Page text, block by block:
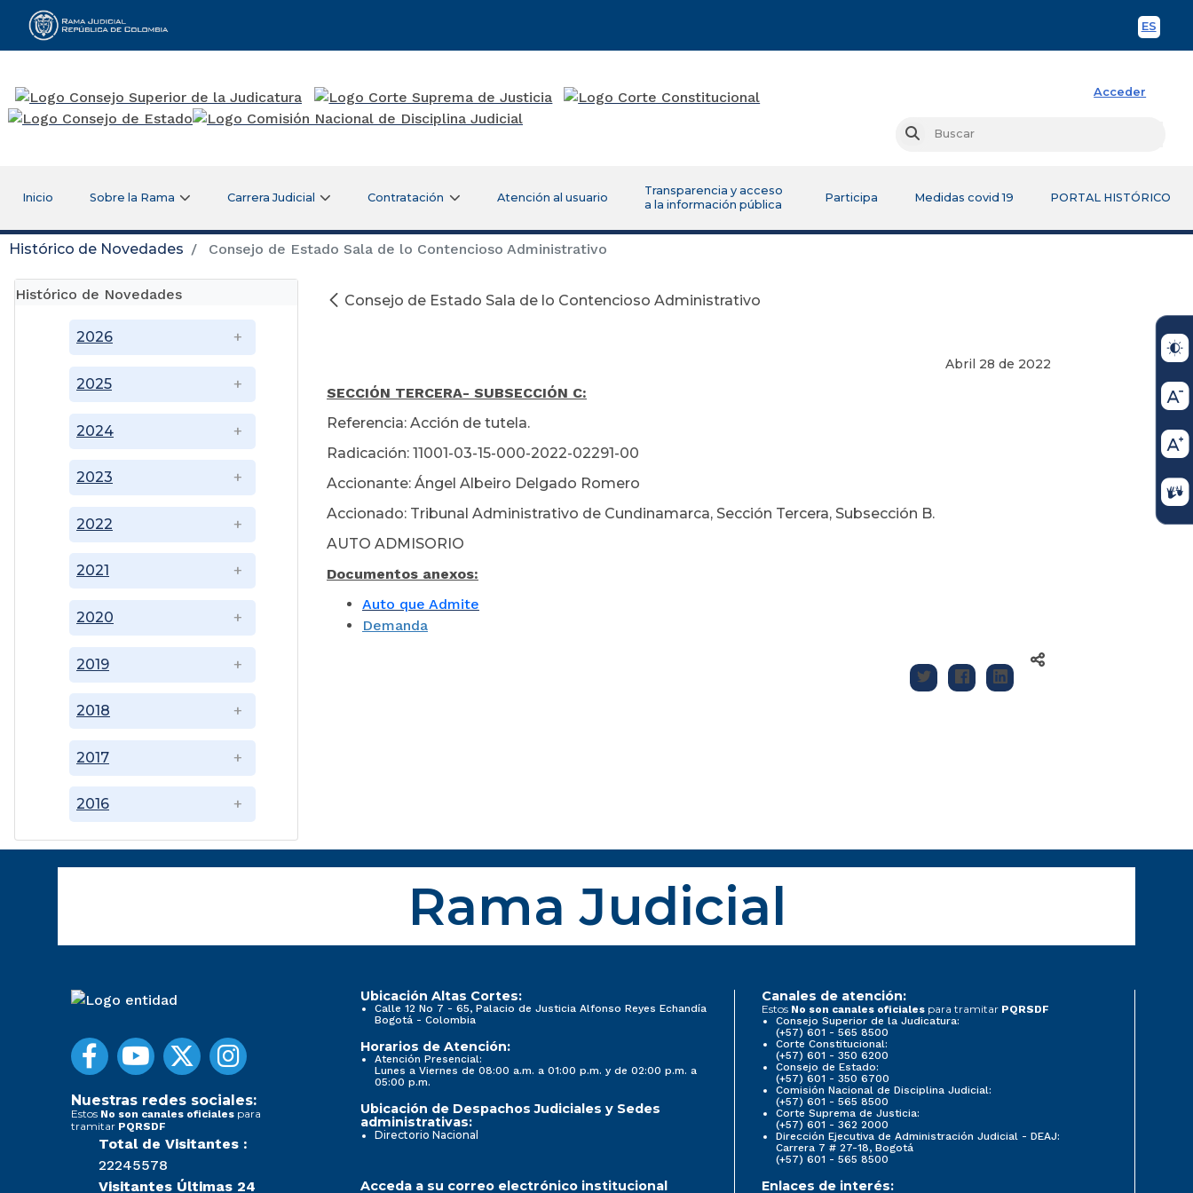
ES
Rama Judicial
Acceder
Buscar
Inicio Sobre la Rama Carrera Judicial Contratación Atención al usuario
Transparencia y acceso
a la información pública
Participa Medidas covid 19 PORTAL HISTÓRICO
Histórico de Novedades Consejo de Estado Sala de lo Contencioso Administrativo
Histórico de Novedades
2016
2017
2018
2019
2020
2021
2022
2023
2024
2025
2026
Consejo de Estado Sala de lo Contencioso Administrativo
Abril 28 de 2022
SECCIÓN TERCERA- SUBSECCIÓN C:
Referencia: Acción de tutela.
Radicación: 11001-03-15-000-2022-02291-00
Accionante: Ángel Albeiro Delgado Romero
Accionado: Tribunal Administrativo de Cundinamarca, Sección Tercera, Subsección B.
AUTO ADMISORIO
Documentos anexos:
Auto que Admite
Demanda
Rama Judicial
Nuestras redes sociales:
Estos No son canales oficiales para
tramitar PQRSDF
Total de Visitantes :
22245578
Visitantes Últimas 24
Ubicación Altas Cortes:
Calle 12 No 7 - 65, Palacio de Justicia Alfonso Reyes Echandía
Bogotá - Colombia
Horarios de Atención:
Atención Presencial:
Lunes a Viernes de 08:00 a.m. a 01:00 p.m. y de 02:00 p.m. a
05:00 p.m.
Ubicación de Despachos Judiciales y Sedes
administrativas:
Directorio Nacional
Canales de atención:
Estos No son canales oficiales para tramitar PQRSDF
Consejo Superior de la Judicatura:
(+57) 601 - 565 8500
Corte Constitucional:
(+57) 601 - 350 6200
Consejo de Estado:
(+57) 601 - 350 6700
Comisión Nacional de Disciplina Judicial:
(+57) 601 - 565 8500
Corte Suprema de Justicia:
(+57) 601 - 362 2000
Dirección Ejecutiva de Administración Judicial - DEAJ:
Carrera 7 # 27-18, Bogotá
(+57) 601 - 565 8500
Acceda a su correo electrónico institucional Enlaces de interés: